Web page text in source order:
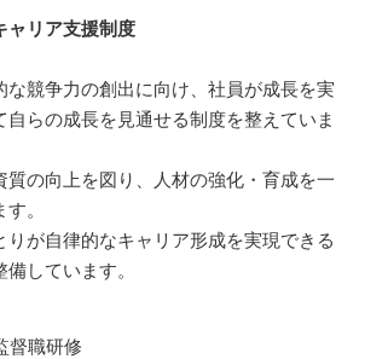
ャリア支援制度
な競争力の創出に向け、社員が成長を実
自らの成長を見通せる制度を整えていま
質の向上を図り、人材の強化・育成を一
。
りが自律的なキャリア形成を実現できる
しています。
督職研修